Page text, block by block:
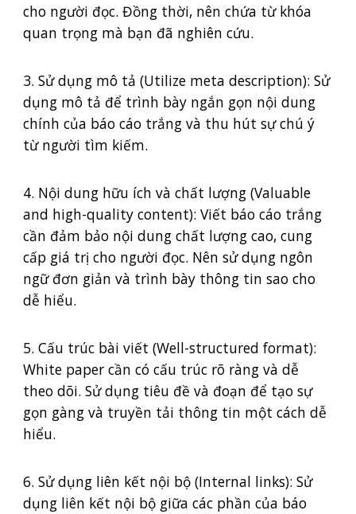
cho người đọc. Đồng thời, nên chứa từ khóa
quan trọng mà bạn đã nghiên cứu.
3. Sử dụng mô tả (Utilize meta description): Sử
dụng mô tả để trình bày ngắn gọn nội dung
chính của báo cáo trắng và thu hút sự chú ý
từ người tìm kiếm.
4. Nội dung hữu ích và chất lượng (Valuable
and high-quality content): Viết báo cáo trắng
cần đảm bảo nội dung chất lượng cao, cung
cấp giá trị cho người đọc. Nên sử dụng ngôn
ngữ đơn giản và trình bày thông tin sao cho
dễ hiểu.
5. Cấu trúc bài viết (Well-structured format):
White paper cần có cấu trúc rõ ràng và dễ
theo dõi. Sử dụng tiêu đề và đoạn để tạo sự
gọn gàng và truyền tải thông tin một cách dễ
hiểu.
6. Sử dụng liên kết nội bộ (Internal links): Sử
dụng liên kết nội bộ giữa các phần của báo